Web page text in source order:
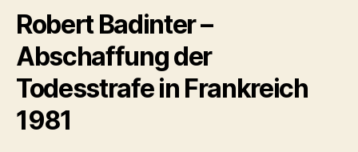
Robert Badinter –
Abschaffung der
Todesstrafe in Frankreich
1981